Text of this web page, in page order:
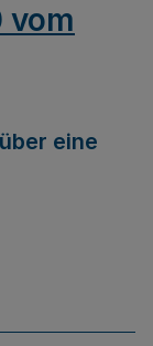
vom
eine